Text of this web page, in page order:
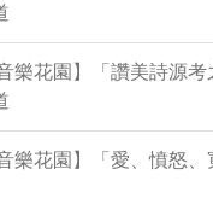
樂花園】「讚美詩源考
樂花園】「愛、憤怒、